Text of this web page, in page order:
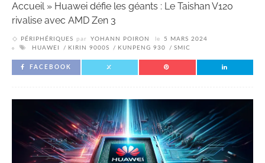
Accueil» Huawei défie les géants : Le Taishan V120
rivalise avec AMD Zen 3
PÉRIPHÉRIQUES par YOHANN POIRON le
5 MARS 2024
HUAWEI
KIRIN 9000S KUNPENG 930 SMIC
FACEBOOK